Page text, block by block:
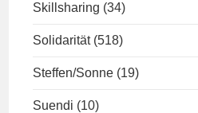
Skillsharing (34)
Solidarität (518)
Steffen/Sonne (19)
Suendi (10)